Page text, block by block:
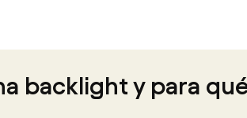
backlight y para